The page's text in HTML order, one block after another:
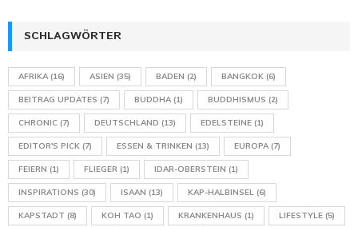
SCHLAGWÖRTER
AFRIKA(16) ASIEN (35) BADEN (2) BANGKOK (6)
BEITRAG UPDATES (7) BUDDHA(1) BUDDHISMUS (2)
CHRONIC (7) DEUTSCHLAND (13) EDELSTEINE (1)
EDITOR'S PICK (7) ESSEN & TRINKEN (13) EUROPA(7)
FEIERN (1) FLIEGER (1) IDAR-OBERSTEIN (1)
INSPIRATIONS (30) ISAAN (13) KAP-HALBINSEL (6)
KAPSTADT (8) KOH TAO (1) KRANKENHAUS (1) LIFESTYLE (5)